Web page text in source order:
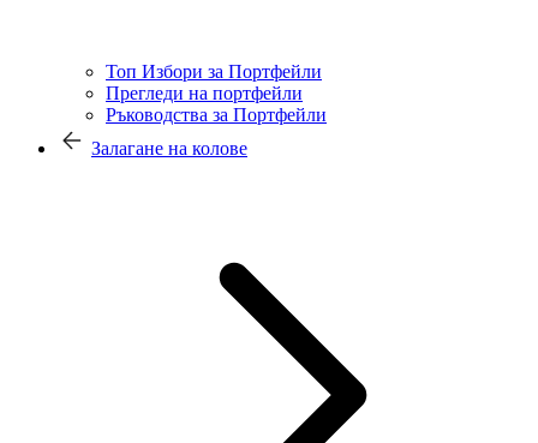
Топ Избори за Портфейли
Прегледи на портфейли
Ръководства за Портфейли
Залагане на колове